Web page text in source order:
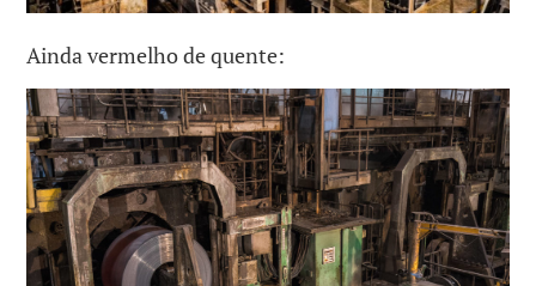
Ainda vermelho de quente: